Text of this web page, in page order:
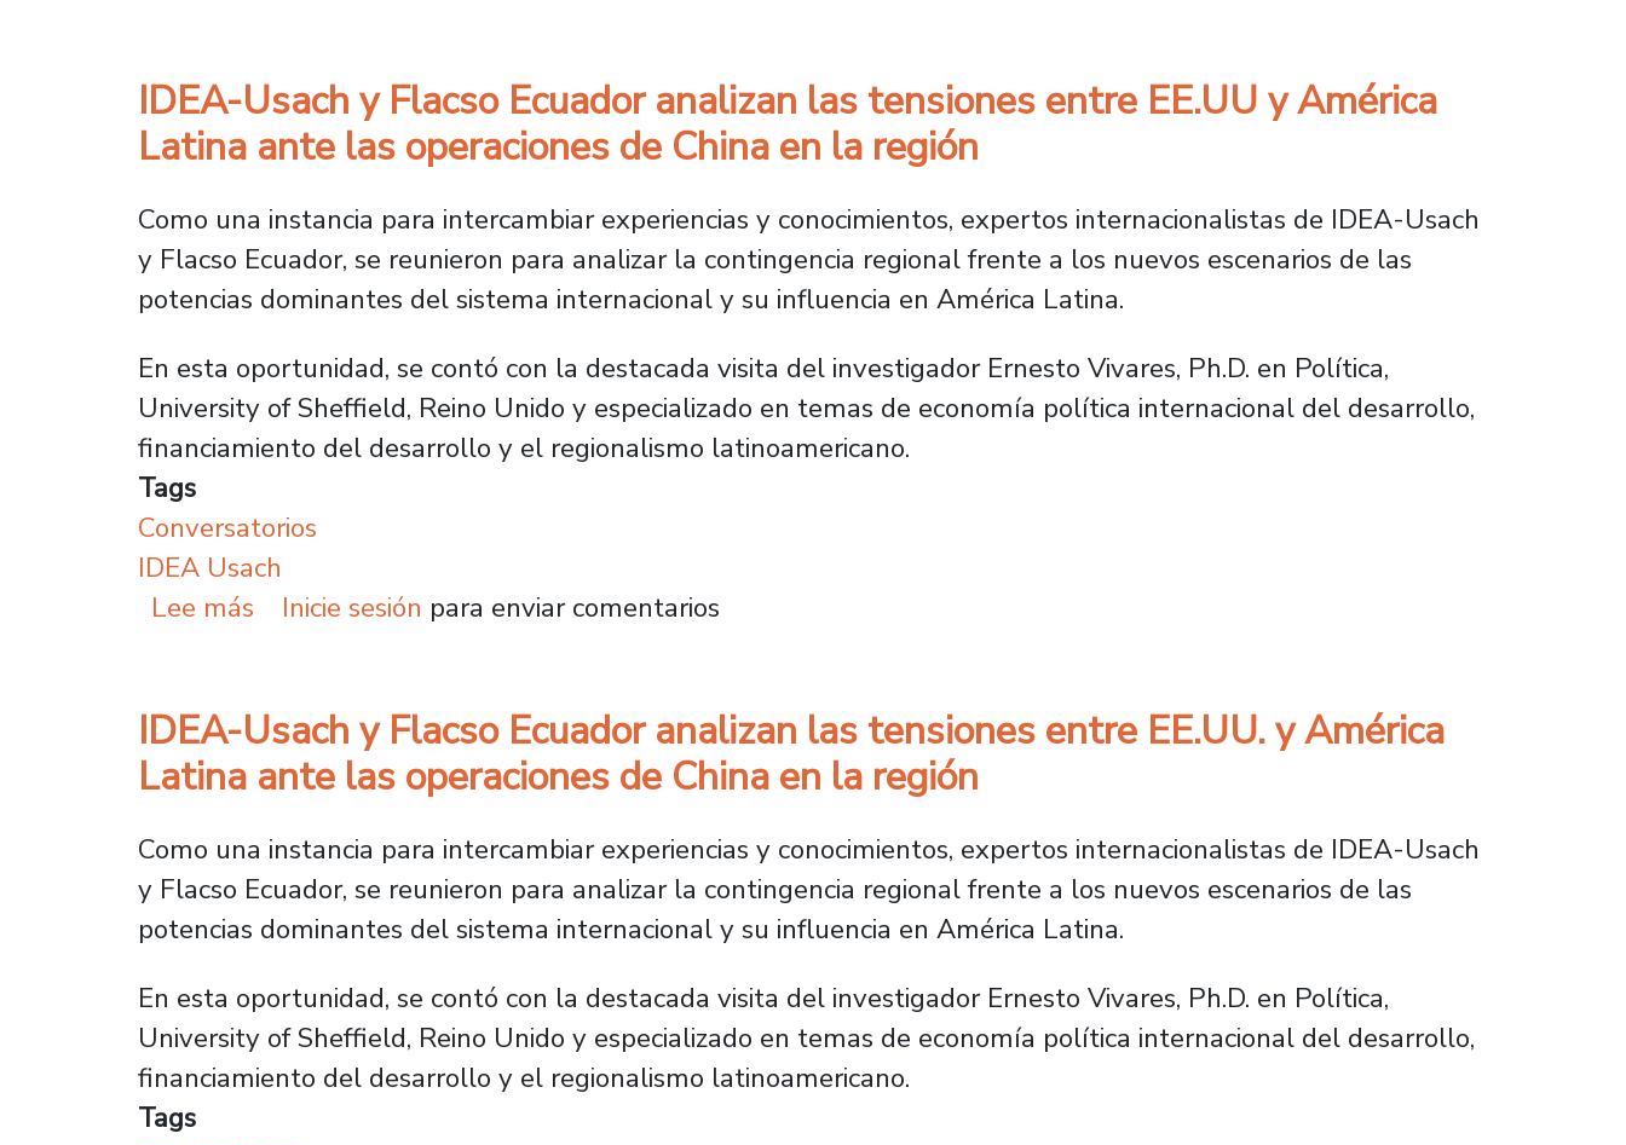
IDEA-Usach y Flacso Ecuador analizan las tensiones entre EE.UU y América
Latina ante las operaciones de China en la región
Como una instancia para intercambiar experiencias y conocimientos, expertos internacionalistas de IDEA-Usach
y Flacso Ecuador, se reunieron para analizar la contingencia regional frente a los nuevos escenarios de las
potencias dominantes del sistema internacional y su influencia en América Latina.
En esta oportunidad, se contó con la destacada visita del investigador Ernesto Vivares, Ph.D. en Política,
University of Sheffield, Reino Unido y especializado en temas de economía política internacional del desarrollo,
financiamiento del desarrollo y el regionalismo latinoamericano.
Tags
Conversatorios
IDEA Usach
Lee más sobre IDEA-Usach y Flacso Ecuador analizan las tensiones entre EE.UU y América Latina ante las operaciones
Inicie sesión para enviar comentarios
IDEA-Usach y Flacso Ecuador analizan las tensiones entre EE.UU. y América
Latina ante las operaciones de China en la región
Como una instancia para intercambiar experiencias y conocimientos, expertos internacionalistas de IDEA-Usach
y Flacso Ecuador, se reunieron para analizar la contingencia regional frente a los nuevos escenarios de las
potencias dominantes del sistema internacional y su influencia en América Latina.
En esta oportunidad, se contó con la destacada visita del investigador Ernesto Vivares, Ph.D. en Política,
University of Sheffield, Reino Unido y especializado en temas de economía política internacional del desarrollo,
financiamiento del desarrollo y el regionalismo latinoamericano.
Tags